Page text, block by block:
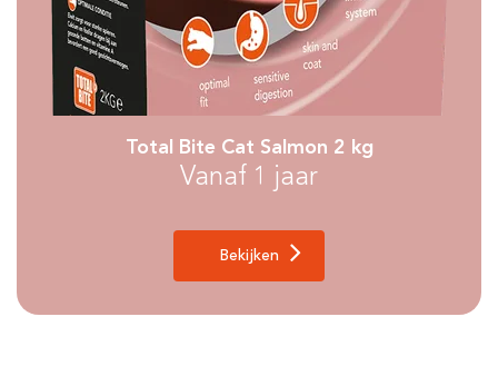
Total Bite Cat Salmon 2 kg
Vanaf 1 jaar
Bekijken